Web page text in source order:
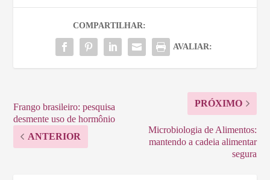
COMPARTILHAR:
AVALIAR:
Frango brasileiro: pesquisa
desmente uso de hormônio
ANTERIOR
PRÓXIMO
Microbiologia de Alimentos:
mantendo a cadeia alimentar
segura